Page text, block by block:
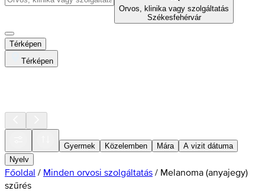
Orvos, klinika vagy szolgáltatás
Székesfehérvár
Térképen
Térképen
Gyermek Közelemben Mára
A vizit dátuma
Nyelv
Főoldal / Minden orvosi szolgáltatás / Melanoma (anyajegy)
szűrés